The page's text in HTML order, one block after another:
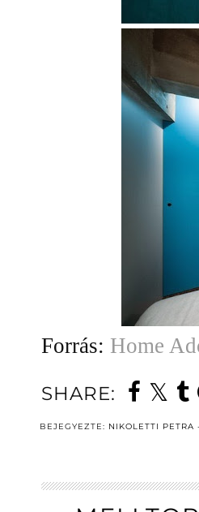
Forrás: Home
SHARE:
BEJEGYEZTE: NIKOLETTI PETRA